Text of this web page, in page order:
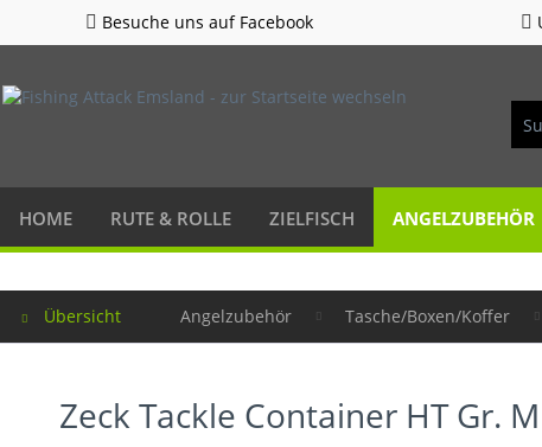
Besuche uns auf Facebook
HOME RUTE & ROLLE ZIELFISCH ANGELZUBEHÖR
Übersicht Angelzubehör Tasche/Boxen/Koffer
Zeck Tackle Container HT Gr. M